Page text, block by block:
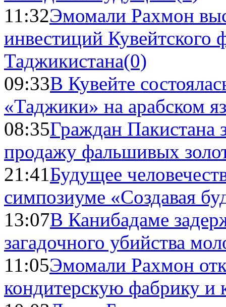
11:32Эмомали Рахмон
инвестиций Кувейтского
Таджикистана(0)
09:33В Кувейте
«Таджики» на арабском
08:35Граждан Пакистана
продажу фальшивых
21:41Будущее
симпозиуме «Создавая
13:07В Канибадаме
загадочного убийства
11:05Эмомали Рахмон
кондитерскую фабрику и